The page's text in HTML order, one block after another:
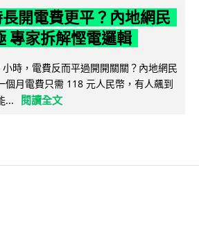
開電費更平？內地網民
專家拆解慳電邏輯
時，電費反而平過開開關關？內地網民
個月電費只需 118 元人民幣，有人飆到
...
閱讀全文